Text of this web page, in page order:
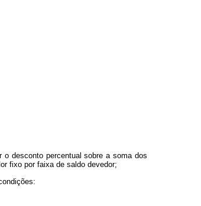
desconto percentual sobre a soma dos
fixo por faixa de saldo devedor;